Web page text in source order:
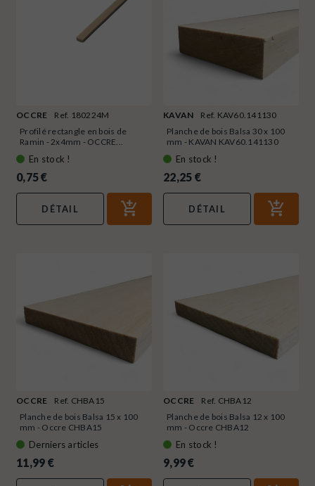
OCCRE
Ref. 180224M
Profilé rectangle en bois de
Ramin - 2x4mm - OCCRE...
En stock !
0,75 €
DÉTAIL
KAVAN
Ref. KAV60.141130
Planche de bois Balsa 30 x 100
mm - KAVAN KAV60.141130
En stock !
22,25 €
DÉTAIL
OCCRE
Ref. CHBA15
Planche de bois Balsa 15 x 100
mm - Occre CHBA15
Derniers articles
11,99 €
OCCRE
Ref. CHBA12
Planche de bois Balsa 12 x 100
mm - Occre CHBA12
En stock !
9,99 €